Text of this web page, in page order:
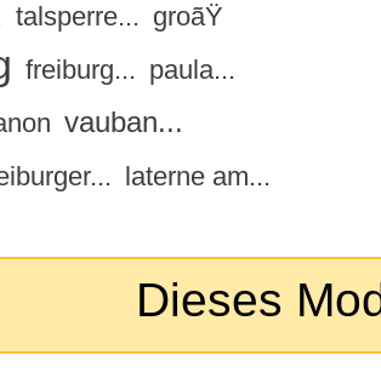
talsperre... groãŸ
freiburg... paula...
vauban...
laterne am...
Dieses